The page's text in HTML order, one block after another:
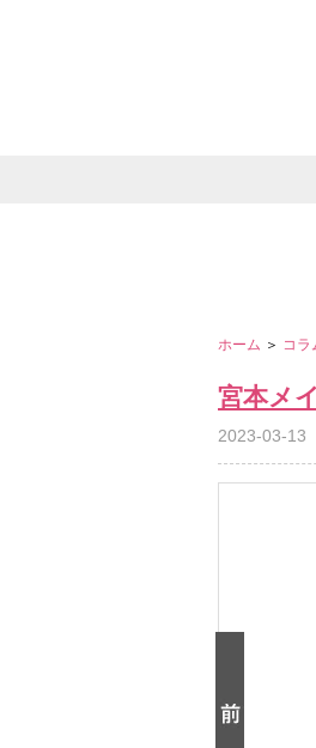
ホーム ＞ コラ
宮本メ
2023-03-13